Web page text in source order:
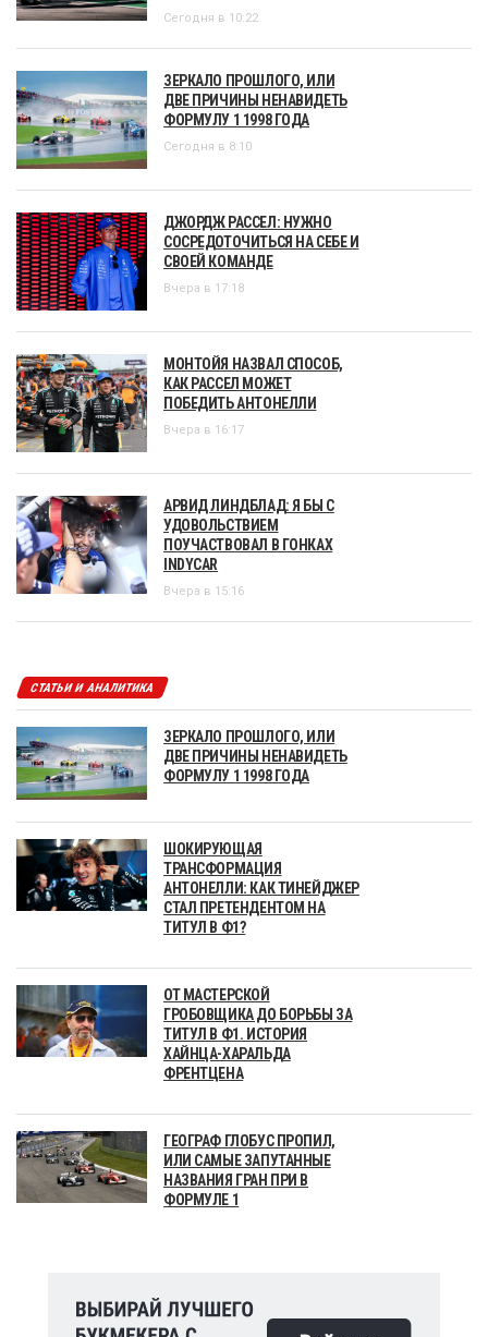
Сегодня в 10:22
ЗЕРКАЛО ПРОШЛОГО, ИЛИ
ДВЕ ПРИЧИНЫ НЕНАВИДЕТЬ
ФОРМУЛУ 1 1998 ГОДА
Сегодня в 8:10
ДЖОРДЖ РАССЕЛ: НУЖНО
СОСРЕДОТОЧИТЬСЯ НА СЕБЕ И
СВОЕЙ КОМАНДЕ
Вчера в 17:18
МОНТОЙЯ НАЗВАЛ СПОСОБ,
КАК РАССЕЛ МОЖЕТ
ПОБЕДИТЬ АНТОНЕЛЛИ
Вчера в 16:17
АРВИД ЛИНДБЛАД: Я БЫ С
УДОВОЛЬСТВИЕМ
ПОУЧАСТВОВАЛ В ГОНКАХ
INDYCAR
Вчера в 15:16
СТАТЬИ И АНАЛИТИКА
ЗЕРКАЛО ПРОШЛОГО, ИЛИ
ДВЕ ПРИЧИНЫ НЕНАВИДЕТЬ
ФОРМУЛУ 1 1998 ГОДА
ШОКИРУЮЩАЯ
ТРАНСФОРМАЦИЯ
АНТОНЕЛЛИ: КАК ТИНЕЙДЖЕР
СТАЛ ПРЕТЕНДЕНТОМ НА
ТИТУЛ В Ф1?
ОТ МАСТЕРСКОЙ
ГРОБОВЩИКА ДО БОРЬБЫ ЗА
ТИТУЛ В Ф1. ИСТОРИЯ
ХАЙНЦА-ХАРАЛЬДА
ФРЕНТЦЕНА
ГЕОГРАФ ГЛОБУС ПРОПИЛ,
ИЛИ САМЫЕ ЗАПУТАННЫЕ
НАЗВАНИЯ ГРАН ПРИ В
ФОРМУЛЕ 1